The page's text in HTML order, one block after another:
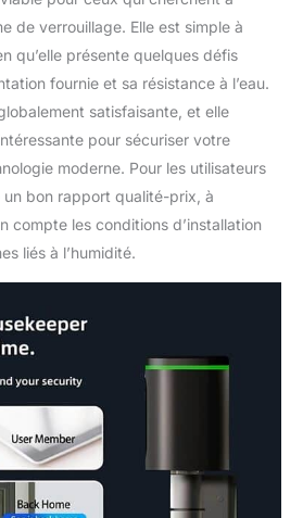
Instruction Manual.
de verrouillage. Elle est simple à
qu’elle présente quelques défis
fournie et sa résistance à l’eau.
satisfaisante, et elle
pour sécuriser votre
moderne. Pour les utilisateurs
bon rapport qualité-prix, à
compte les conditions d’installation
liés à l’humidité.